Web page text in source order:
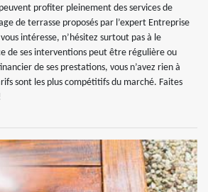
profiter pleinement des services de
de terrasse proposés par l’expert Entreprise
intéresse, n’hésitez surtout pas à le
de ses interventions peut être régulière ou
de ses prestations, vous n’avez rien à
sont les plus compétitifs du marché. Faites